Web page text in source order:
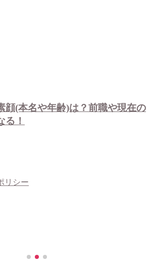
顔(本名や年齢)は？前職や現在の
る！
リシー